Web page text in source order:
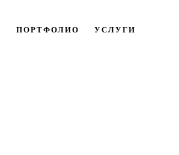
ПОРТФОЛИО УСЛУГИ